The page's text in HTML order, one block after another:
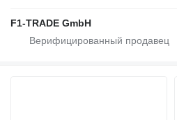
F1-TRADE GmbH